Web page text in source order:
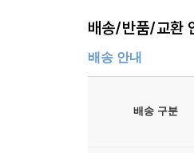
배송/반품/교환
배송 안내
배송 구분